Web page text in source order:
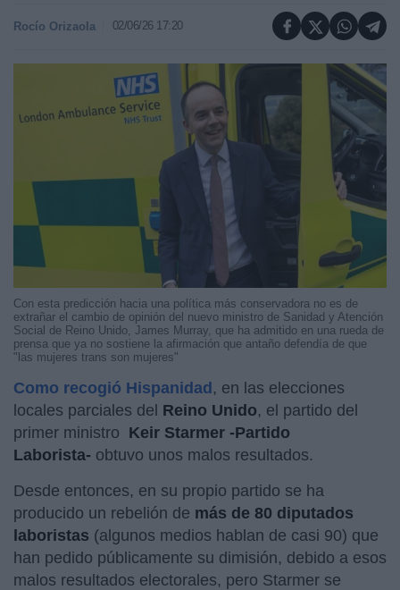
Rocío Orizaola 02/06/26 17:20
Con esta predicción hacia una política más conservadora no es de
extrañar el cambio de opinión del nuevo ministro de Sanidad y Atención
Social de Reino Unido, James Murray, que ha admitido en una rueda de
prensa que ya no sostiene la afirmación que antaño defendía de que
"las mujeres trans son mujeres"
Como recogió Hispanidad, en las elecciones
locales parciales del Reino Unido, el partido del
primer ministro Keir Starmer -Partido
Laborista- obtuvo unos malos resultados.
Desde entonces, en su propio partido se ha
producido un rebelión de más de 80 diputados
laboristas (algunos medios hablan de casi 90) que
han pedido públicamente su dimisión, debido a esos
malos resultados electorales, pero Starmer se